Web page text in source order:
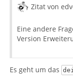
Zitat von
Eine andere
Version
Es geht um das